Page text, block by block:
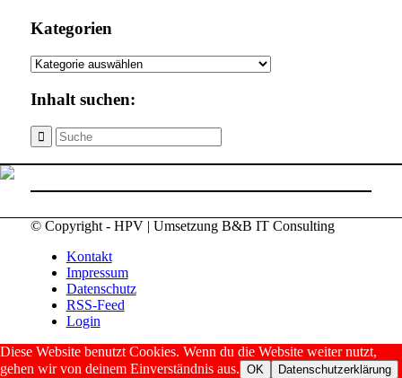
Kategorien
Kategorien
Inhalt suchen:
© Copyright - HPV | Umsetzung B&B IT Consulting
Kontakt
Impressum
Datenschutz
RSS-Feed
Login
Diese Website benutzt Cookies. Wenn du die Website weiter nutzt,
gehen wir von deinem Einverständnis aus. OK Datenschutzerklärung